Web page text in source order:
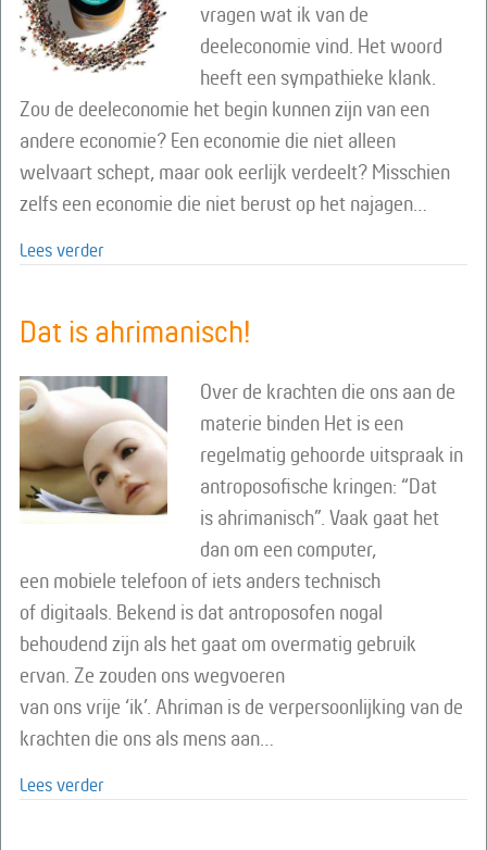
vragen wat ik van de
deeleconomie vind. Het woord
heeft een sympathieke klank.
Zou de deeleconomie het begin kunnen zijn van een
andere economie? Een economie die niet alleen
welvaart schept, maar ook eerlijk verdeelt? Misschien
zelfs een economie die niet berust op het najagen…
Lees verder
Dat is ahrimanisch!
Over de krachten die ons aan de
materie binden Het is een
regelmatig gehoorde uitspraak in
antroposofische kringen: “Dat
is ahrimanisch”. Vaak gaat het
dan om een computer,
een mobiele telefoon of iets anders technisch
of digitaals. Bekend is dat antroposofen nogal
behoudend zijn als het gaat om overmatig gebruik
ervan. Ze zouden ons wegvoeren
van ons vrije ‘ik’. Ahriman is de verpersoonlijking van de
krachten die ons als mens aan…
Lees verder